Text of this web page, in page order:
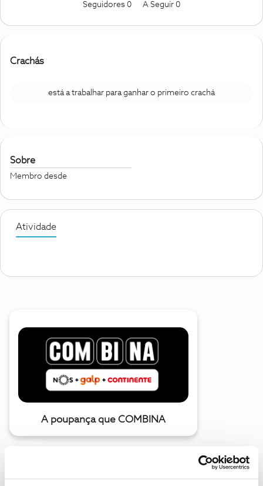
Seguidores 0 A Seguir 0
Crachás
está a trabalhar para ganhar o primeiro crachá
Sobre
Membro desde
Atividade
A poupança que COMBINA